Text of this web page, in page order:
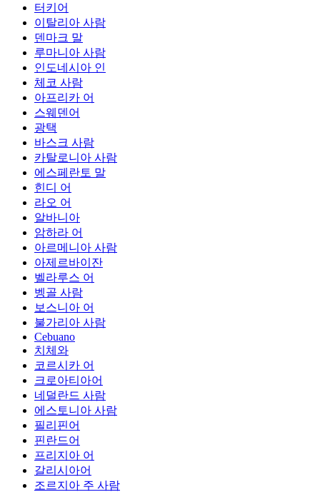
터키어
이탈리아 사람
덴마크 말
루마니아 사람
인도네시아 인
체코 사람
아프리카 어
스웨덴어
광택
바스크 사람
카탈로니아 사람
에스페란토 말
힌디 어
라오 어
알바니아
암하라 어
아르메니아 사람
아제르바이잔
벨라루스 어
벵골 사람
보스니아 어
불가리아 사람
Cebuano
치체와
코르시카 어
크로아티아어
네덜란드 사람
에스토니아 사람
필리핀어
핀란드어
프리지아 어
갈리시아어
조르지아 주 사람